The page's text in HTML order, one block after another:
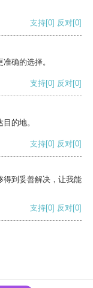
支持[0] 反对[0]
确的选择。
支持[0] 反对[0]
的地。
支持[0] 反对[0]
得到妥善解决，让我能
支持[0] 反对[0]